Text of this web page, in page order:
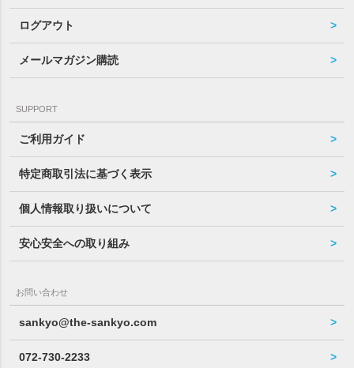
ログアウト
メールマガジン購読
SUPPORT
ご利用ガイド
特定商取引法に基づく表示
個人情報取り扱いについて
安心安全への取り組み
お問い合わせ
sankyo@the-sankyo.com
072-730-2233